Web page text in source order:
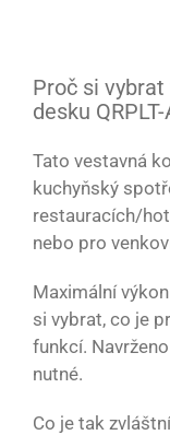
Proč si
desku
Tato vestavná
kuchyňský
restauracích/
nebo pro
Maximální
si vybrat, co je
funkcí.
nutné.
Co je tak